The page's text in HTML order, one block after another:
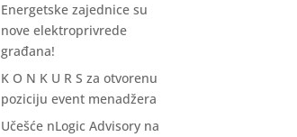
Energetske zajednice su
nove elektroprivrede
građana!
K O N K U R S za otvorenu
poziciju event menadžera
Učešće nLogic Advisory na